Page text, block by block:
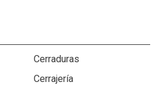
Cerraduras
Cerrajería